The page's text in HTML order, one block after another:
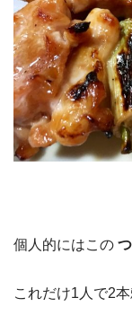
個人的にはこの
これだけ1人で2